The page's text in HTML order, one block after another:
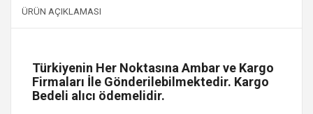
ÜRÜN AÇIKLAMASI
Türkiyenin Her Noktasına Ambar ve Kargo
Firmaları İle Gönderilebilmektedir. Kargo
Bedeli alıcı ödemelidir.